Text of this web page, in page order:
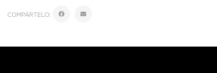
COMPÁRTELO: